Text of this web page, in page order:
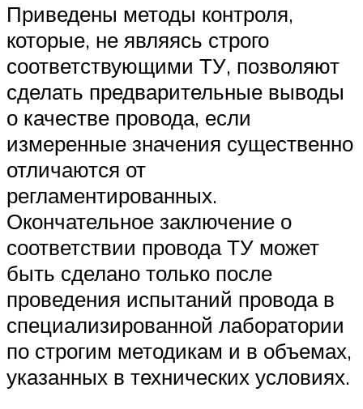
Приведены методы контроля,
которые, не являясь строго
соответствующими ТУ, позволяют
сделать предварительные выводы
о качестве провода, если
измеренные значения существенно
отличаются от
регламентированных.
Окончательное заключение о
соответствии провода ТУ может
быть сделано только после
проведения испытаний провода в
специализированной лаборатории
по строгим методикам и в объемах,
указанных в технических условиях.